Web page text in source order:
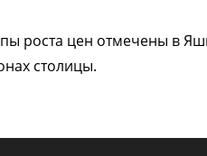
роста цен отмечены в
столицы.